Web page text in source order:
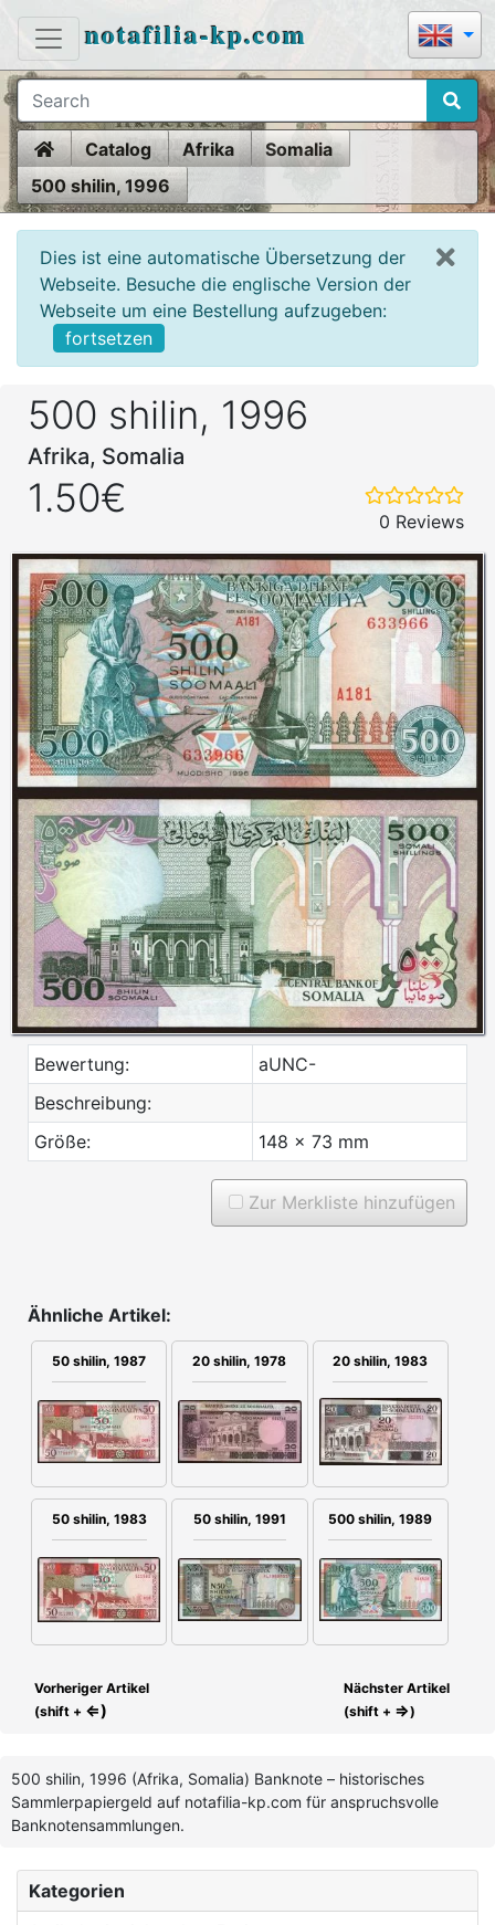
notafilia-kp.com
HomeCatalog Afrika
Somalia
500 shilin, 1996
Dies ist eine automatische Übersetzung der
Webseite. Besuche die englische Version der
Webseite um eine Bestellung aufzugeben:
fortsetzen
Kategorien
500 shilin, 1996
Afrika, Somalia
1.50€
0 Reviews
Bewertung:
aUNC-
Beschreibung:
Größe:
148 x 73 mm
Zur Merkliste hinzufügen
Ähnliche Artikel:
50 shilin, 1987 20 shilin, 1978 20 shilin, 1983
50 shilin, 1983 50 shilin, 1991 500 shilin, 1989
Vorheriger Artikel
(shift + ⇐)
Nächster Artikel
(shift + ⇒)
500 shilin, 1996 (Afrika, Somalia) Banknote – historisches
Sammlerpapiergeld auf notafilia-kp.com für anspruchsvolle
Banknotensammlungen.